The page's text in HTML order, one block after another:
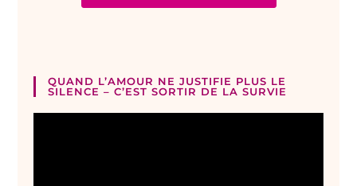
QUAND L’AMOUR NE JUSTIFIE PLUS LE
SILENCE – C’EST SORTIR DE LA SURVIE